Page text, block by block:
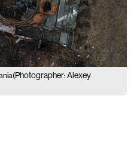
(Photographer: Alexey